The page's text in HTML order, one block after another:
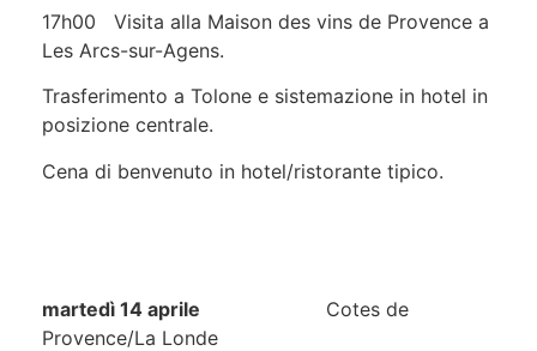
17h00 Visita alla Maison des vins de Provence a
Les Arcs-sur-Agens.
Trasferimento a Tolone e sistemazione in hotel in
posizione centrale.
Cena di benvenuto in hotel/ristorante tipico.
martedì 14 aprile Cotes de
Provence/La Londe